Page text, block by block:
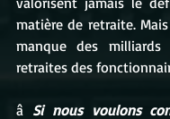
matière de retraite.
manque des
retraites des
â Si nous voulons